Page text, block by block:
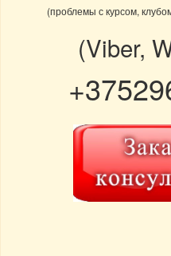
(проблемы с курсом,
(Viber,